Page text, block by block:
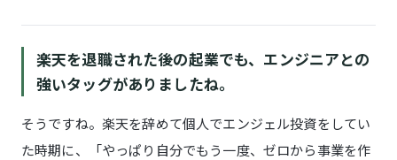
楽天を退職された後の起業でも、エンジニアとの
強いタッグがありましたね。
そうですね。楽天を辞めて個人でエンジェル投資をしてい
た時期に、「やっぱり自分でもう一度、ゼロから事業を作